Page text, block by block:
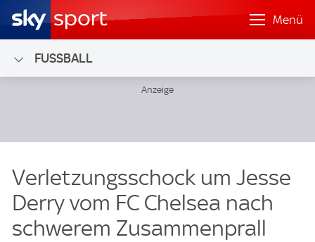
Menü
FUSSBALL
Verletzungsschock um Jesse
Derry vom FC Chelsea nach
schwerem Zusammenprall